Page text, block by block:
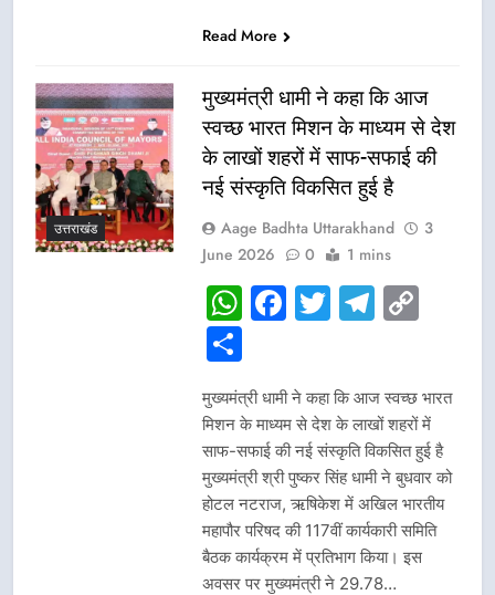
Read More
उत्तराखंड
मुख्यमंत्री धामी ने कहा कि आज
स्वच्छ भारत मिशन के माध्यम से देश
के लाखों शहरों में साफ-सफाई की
नई संस्कृति विकसित हुई है
Aage Badhta Uttarakhand
3
June 2026
0 1 mins
WhatsApp
Facebook
Twitter
Share
मुख्यमंत्री धामी ने कहा कि आज स्वच्छ भारत
मिशन के माध्यम से देश के लाखों शहरों में
साफ-सफाई की नई संस्कृति विकसित हुई है
मुख्यमंत्री श्री पुष्कर सिंह धामी ने बुधवार को
होटल नटराज, ऋषिकेश में अखिल भारतीय
महापौर परिषद की 117वीं कार्यकारी समिति
बैठक कार्यक्रम में प्रतिभाग किया। इस
अवसर पर मुख्यमंत्री ने 29.78…